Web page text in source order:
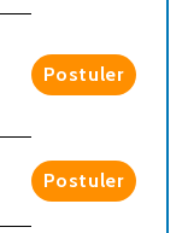
Postuler
Postuler